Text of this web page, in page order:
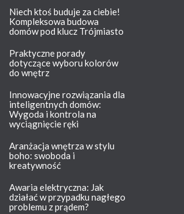
Niech ktoś buduje za ciebie!
Kompleksowa budowa
domów pod klucz Trójmiasto
Praktyczne porady
dotyczące wyboru kolorów
do wnętrz
Innowacyjne rozwiązania dla
inteligentnych domów:
Wygoda i kontrola na
wyciągnięcie ręki
Aranżacja wnętrza w stylu
boho: swoboda i
kreatywność
Awaria elektryczna: Jak
działać w przypadku nagłego
problemu z prądem?